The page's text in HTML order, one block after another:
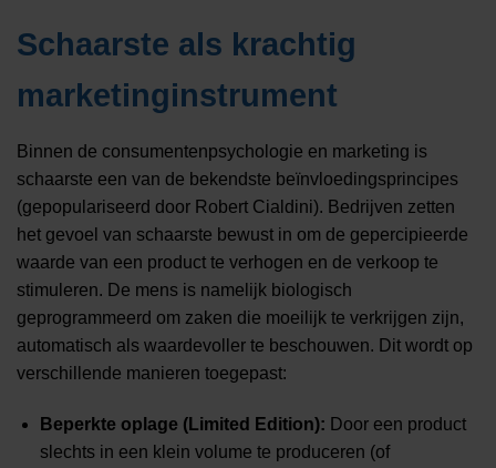
Schaarste als krachtig
marketinginstrument
Binnen de consumentenpsychologie en marketing is
schaarste een van de bekendste beïnvloedingsprincipes
(gepopulariseerd door Robert Cialdini). Bedrijven zetten
het gevoel van schaarste bewust in om de gepercipieerde
waarde van een product te verhogen en de verkoop te
stimuleren. De mens is namelijk biologisch
geprogrammeerd om zaken die moeilijk te verkrijgen zijn,
automatisch als waardevoller te beschouwen. Dit wordt op
verschillende manieren toegepast:
Beperkte oplage (Limited Edition): Door een product
slechts in een klein volume te produceren (of